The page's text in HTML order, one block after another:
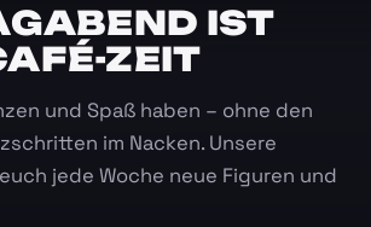
IST
ZEIT
und Spaß haben – ohne den
im Nacken. Unsere
jede Woche neue Figuren und